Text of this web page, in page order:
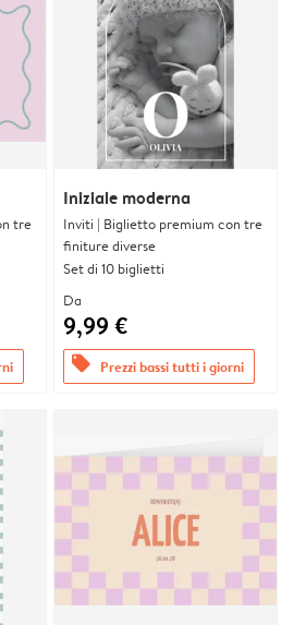
tre
Iniziale moderna
Inviti | Biglietto premium con tre
finiture diverse
Set di 10 biglietti
Da
9,99 €
offers Prezzi bassi tutti i giorni